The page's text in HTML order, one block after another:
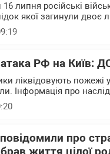
16 липня російські
якої загинули
РФ на Київ:
ліквідовують
Інформація про
про